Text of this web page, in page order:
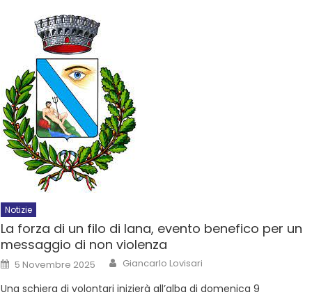
Notizie
La forza di un filo di lana, evento benefico per un
messaggio di non violenza
5 Novembre 2025 Giancarlo Lovisari
Una schiera di volontari inizierà all’alba di domenica 9